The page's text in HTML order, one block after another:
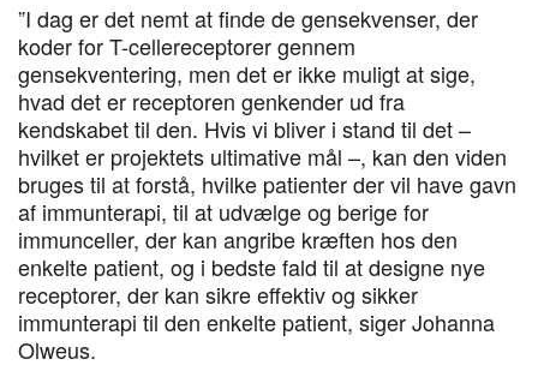
”I dag er det nemt at finde de gensekvenser, der
koder for T-cellereceptorer gennem
gensekventering, men det er ikke muligt at sige,
hvad det er receptoren genkender ud fra
kendskabet til den. Hvis vi bliver i stand til det –
hvilket er projektets ultimative mål –, kan den viden
bruges til at forstå, hvilke patienter der vil have gavn
af immunterapi, til at udvælge og berige for
immunceller, der kan angribe kræften hos den
enkelte patient, og i bedste fald til at designe nye
receptorer, der kan sikre effektiv og sikker
immunterapi til den enkelte patient, siger Johanna
Olweus.